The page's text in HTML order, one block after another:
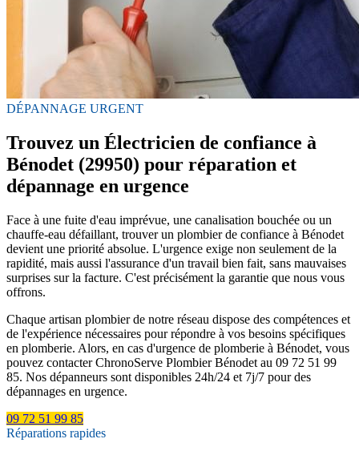
DÉPANNAGE URGENT
Trouvez un Électricien de confiance à
Bénodet (29950) pour réparation et
dépannage en urgence
Face à une fuite d'eau imprévue, une canalisation bouchée ou un
chauffe-eau défaillant, trouver un plombier de confiance à Bénodet
devient une priorité absolue. L'urgence exige non seulement de la
rapidité, mais aussi l'assurance d'un travail bien fait, sans mauvaises
surprises sur la facture. C'est précisément la garantie que nous vous
offrons.
Chaque artisan plombier de notre réseau dispose des compétences et
de l'expérience nécessaires pour répondre à vos besoins spécifiques
en plomberie. Alors, en cas d'urgence de plomberie à Bénodet, vous
pouvez contacter ChronoServe Plombier Bénodet au 09 72 51 99
85. Nos dépanneurs sont disponibles 24h/24 et 7j/7 pour des
dépannages en urgence.
09 72 51 99 85
Réparations rapides